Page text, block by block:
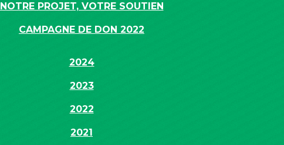
NOTRE PROJET, VOTRE SOUTIEN
CAMPAGNE DE DON 2022
2024
2023
2022
2021